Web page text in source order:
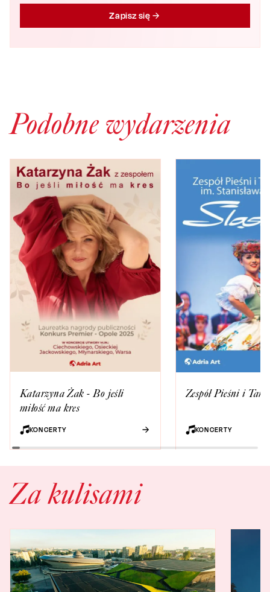
Zapisz się
Podobne wydarzenia
Katarzyna Żak - Bo jeśli
miłość ma kres
KONCERTY
Zespół Pieśni i
KONCERTY
Za kulisami